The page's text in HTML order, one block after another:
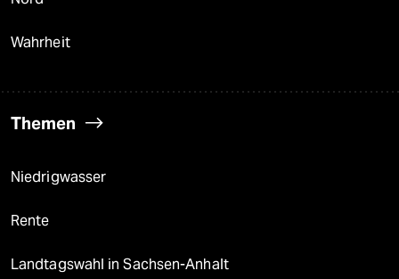
Wahrheit
Themen
Niedrigwasser
Rente
Landtagswahl in Sachsen-Anhalt